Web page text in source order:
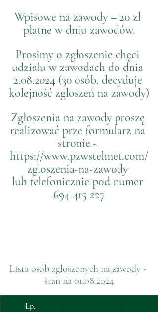
Wpisowe na zawody – 20 zł
płatne w dniu zawodów.
Prosimy o zgłoszenie chęci
udziału w zawodach do dnia
2.08.2024 (30 osób, decyduje
kolejność zgłoszeń na zawody)
Zgłoszenia na zawody proszę
realizować prze formularz na
stronie -
https://www.pzwstelmet.com/
zgloszenia-na-zawody
lub telefonicznie pod numer
694 415 227
Lista osób zgłoszonych na zawody -
stan na 01.08.2024
Lp.